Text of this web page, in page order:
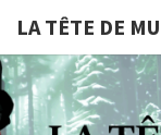
LA TÊTE DE